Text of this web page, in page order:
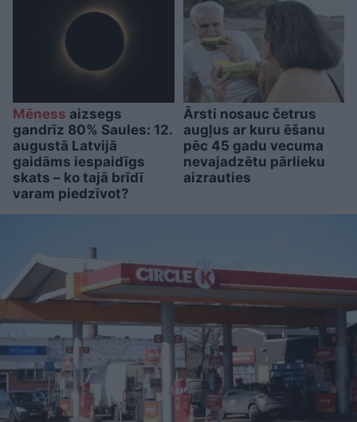
Mēness aizsegs
gandrīz 80% Saules: 12.
augustā Latvijā
gaidāms iespaidīgs
skats – ko tajā brīdī
varam piedzīvot?
Ārsti nosauc četrus
augļus ar kuru ēšanu
pēc 45 gadu vecuma
nevajadzētu pārlieku
aizrauties